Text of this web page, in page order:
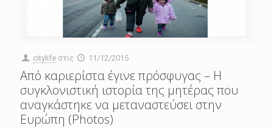
citylife στις 11/12/2015
Aπό καριερίστα έγινε πρόσφυγας – Η
συγκλονιστική ιστορία της μητέρας που
αναγκάστηκε να μεταναστεύσει στην
Ευρώπη (Photos)